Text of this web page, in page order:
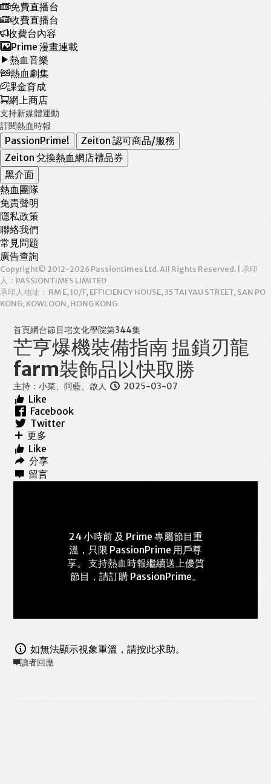
免費直播台
收費直播台
收費台內容
Prime 漫畫連載
熱血音樂
熱血劇集
課金育成
網上商店
支持新媒體運動
訂閱熱血時報
PassionPrime!
Zeiton 認可商品/服務
Zeiton 兌換熱血網店禮品券
黑介面
熱血團隊
免責聲明
隱私政策
聯絡我們
常見問題
廣告查詢
Copyright© 2012-2026 Passiontimes Ltd. All Rights Reserved. | 承印
人：PASSIONTIMES LIMITED
承印人地址： RM E, 10/F, EFFICIENCY HOUSE, 35 TAI YAU STREET, SAN PO
KONG, KOWLOON, HONG KONG
首頁網台節目宅文化學院第344集
芒亨爆機裝備指南 揾鎖刃龍
farm裝飾品以快取勝
主持：小菜、阿藍、啟人 2025-03-07
Like
Facebook
Twitter
更多
Like
分享
留言
24 小時前 及 Prime 專屬節目重
溫，只限 PassionPrime 用戶尊
享。 支持熱血時報繼續送上優質
節目，請訂購 PassionPrime。
如無法顯示視象重溫，請按此求助。
讀者回應